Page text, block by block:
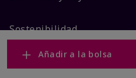
Añadir a la bolsa
Sostenibilidad
Promesa De Producto